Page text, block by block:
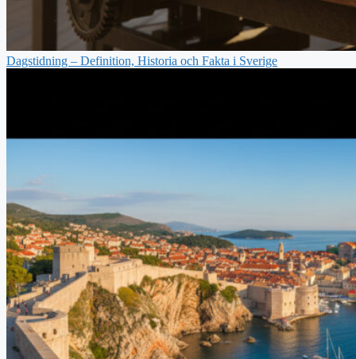
Dagstidning – Definition, Historia och Fakta i Sverige